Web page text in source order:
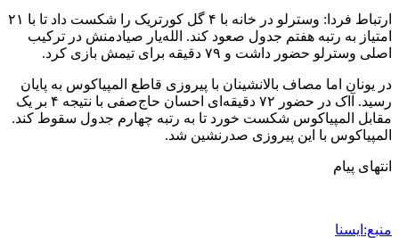
ارتباط فردا: وسترلو در خانه با ۴ گل کورتریک را شکست داد تا با ۲۱
امتیاز به رتبه هفتم جدول صعود کند. الله‌یار صیادمنش در ترکیب
اصلی وسترلو حضور داشت و ۷۹ دقیقه برای تیمش بازی کرد.
در یونان اما مصاف بالانشینان با پیروزی قاطع المپیاکوس به پایان
رسید. آاک در حضور ۷۲ دقیقه‌ای احسان حاج‌صفی با نتیجه ۴ بر یک
مقابل المپیاکوس شکست خورد تا به رتبه چهارم جدول سقوط کند.
المپیاکوس با این پیروزی صدرنشین شد.
انتهای پیام
منبع:ایسنا